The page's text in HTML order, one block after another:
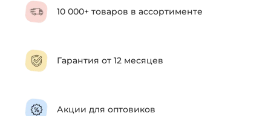
10 000+ товаров в ассортименте
Гарантия от 12 месяцев
Акции для оптовиков